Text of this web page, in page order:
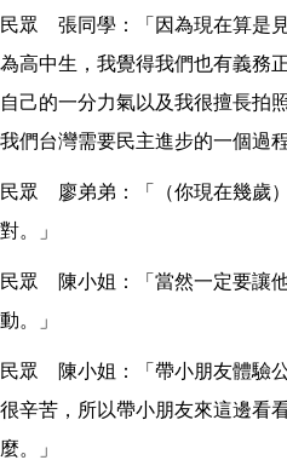
民眾 張同學：「因為現在算是
為高中生，我覺得我們也有義務
自己的一分力氣以及我很擅長拍
我們台灣需要民主進步的一個過
民眾 廖弟弟：「（你現在幾歲
對。」
民眾 陳小姐：「當然一定要讓
動。」
民眾 陳小姐：「帶小朋友體驗
很辛苦，所以帶小朋友來這邊看
麼。」